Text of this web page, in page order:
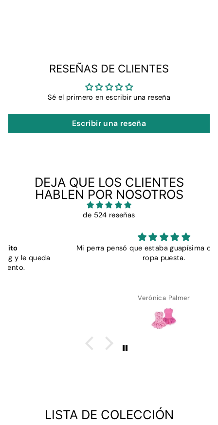
RESEÑAS DE CLIENTES
Sé el primero en escribir una reseña
Escribir una reseña
DEJA QUE LOS CLIENTES
HABLEN POR NOSOTROS
de 524 reseñas
Mi perra pensó que estaba guapísima con su nueva
LISTA DE COLECCIÓN